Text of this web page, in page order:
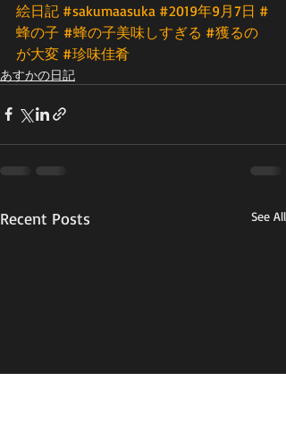
絵日記 #sakumaasuka #2019年9月7日 #
蜂の子 #蜂の子美味しすぎる #獲るの
が大変 #珍味佳肴
あすかの日記
Recent Posts See All